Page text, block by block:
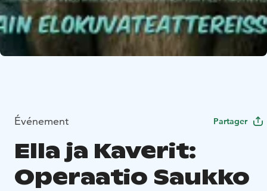
Événement Partager
Ella ja Kaverit:
Operaatio Saukko